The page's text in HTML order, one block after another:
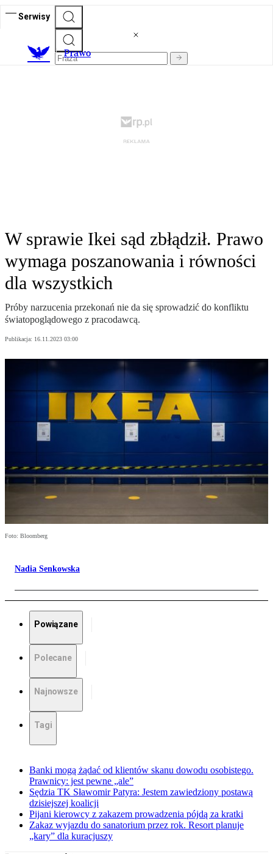
Serwisy
Prawo
W sprawie Ikei sąd zbłądził. Prawo
wymaga poszanowania i równości
dla wszystkich
Próby narzucenia przekonań nie da się sprowadzić do konfliktu
światopoglądowego z pracodawcą.
Publikacja: 16.11.2023 03:00
Foto: Bloomberg
Nadia Senkowska
Powiązane
Polecane
Najnowsze
Tagi
Banki mogą żądać od klientów skanu dowodu osobistego.
Prawnicy: jest pewne „ale”
Sędzia TK Sławomir Patyra: Jestem zawiedziony postawą
dzisiejszej koalicji
Pijani kierowcy z zakazem prowadzenia pójdą za kratki
Zakaz wyjazdu do sanatorium przez rok. Resort planuje
„kary” dla kuracjuszy